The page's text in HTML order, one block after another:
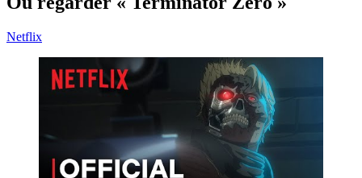
Netflix